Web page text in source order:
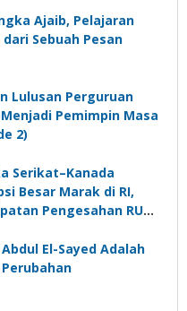
Ajaib, Pelajaran
Sebuah Pesan
Lulusan Perguruan
Pemimpin Masa
2)
Serikat–Kanada
Besar Marak di RI,
Pengesahan RUU
El-Sayed Adalah